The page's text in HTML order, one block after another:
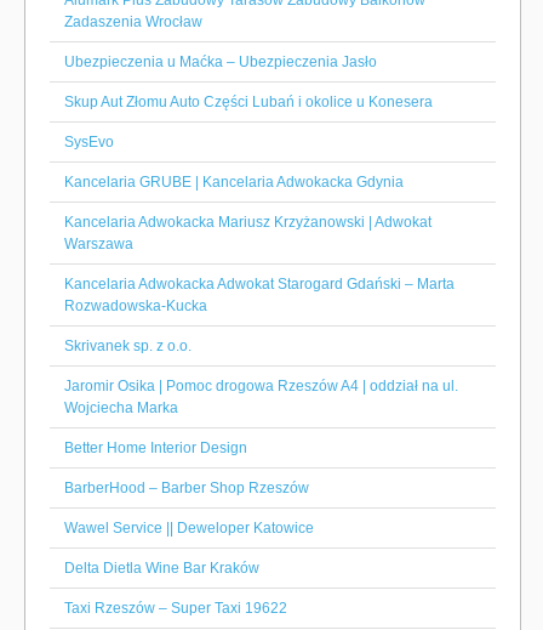
Zadaszenia Wrocław
Ubezpieczenia u Maćka – Ubezpieczenia Jasło
Skup Aut Złomu Auto Części Lubań i okolice u Konesera
SysEvo
Kancelaria GRUBE | Kancelaria Adwokacka Gdynia
Kancelaria Adwokacka Mariusz Krzyżanowski | Adwokat
Warszawa
Kancelaria Adwokacka Adwokat Starogard Gdański – Marta
Rozwadowska-Kucka
Skrivanek sp. z o.o.
Jaromir Osika | Pomoc drogowa Rzeszów A4 | oddział na ul.
Wojciecha Marka
Better Home Interior Design
BarberHood – Barber Shop Rzeszów
Wawel Service || Deweloper Katowice
Delta Dietla Wine Bar Kraków
Taxi Rzeszów – Super Taxi 19622